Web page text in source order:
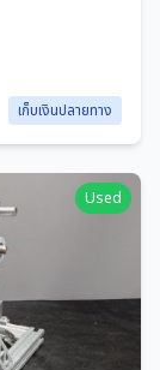
เก็บเงินปลายทาง
Used